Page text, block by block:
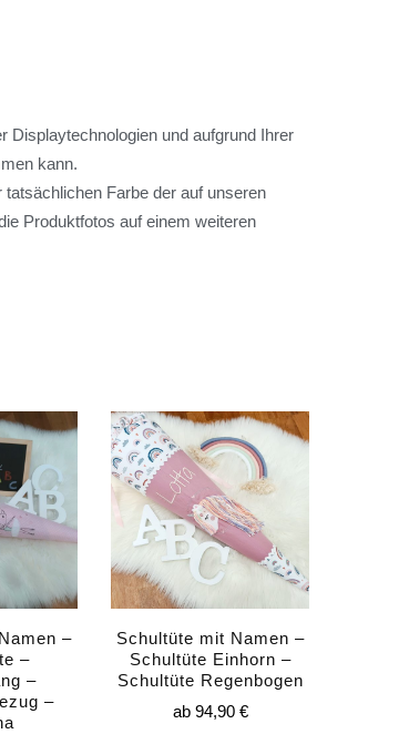
Displaytechnologien und aufgrund Ihrer
kann.
Farbe der auf unseren
Produktfotos auf einem weiteren
–
–
–
–
Schultüte mit Namen –
Schultüte Einhorn –
Schultüte Regenbogen
ab 94,90 €